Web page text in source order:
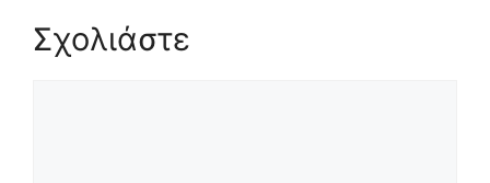
Σχολιάστε